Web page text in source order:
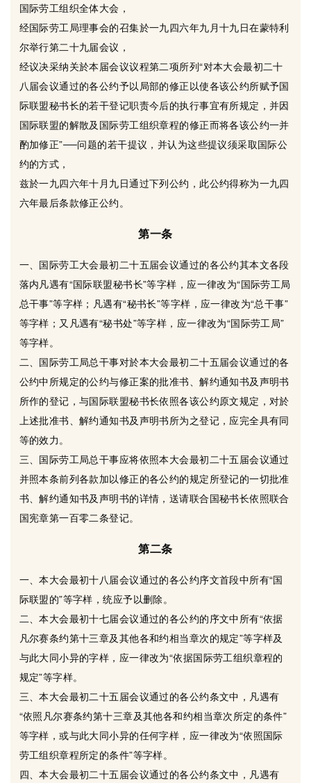
国际劳工组织全体大会，
经国际劳工局理事会的召集於一九四六年九月十九日在蒙特利
尔举行第二十九届会议，
经议决采纳关於本届会议议程第二项所列“对本大会最初二十
八届会议通过的各公约予以局部的修正以使各该公约所赋予国
际联盟秘书长的若干登记职责今后的执行事宜有所规定，并因
国际联盟的解散及国际劳工组织章程的修正而将各该公约一并
酌加修正”──问题的若干提议，并认为这些提议须采取国际公
约的方式，
兹於一九四六年十月九日通过下列公约，此公约得称为一九四
六年最后条款修正公约。
第一条
一、国际劳工大会最初二十五届会议通过的各公约其本文各段
落内凡遇有“国际联盟秘书长”等字样，应一律改为“国际劳工局
总干事”等字样；凡遇有“秘书长”等字样，应一律改为“总干事”
等字样；又凡遇有“秘书处”等字样，应一律改为“国际劳工局”
等字样。
二、国际劳工局总干事对於本大会最初二十五届会议通过的各
公约中所规定的公约与修正案的批准书、解约通知书及声明书
所作的登记，与国际联盟秘书长依照各该公约原文规定，对於
上述批准书、解约通知书及声明书所为之登记，应完全具有同
等的效力。
三、国际劳工局总干事应将依照本大会最初二十五届会议通过
并照本条前列各款加以修正的各公约的规定所登记的一切批准
书、解约通知书及声明书的详情，送请联合国秘书长依照联合
国宪章第一百零二条登记。
第二条
一、本大会最初十八届会议通过的各公约序文首段中所有“国
际联盟的”等字样，统应予以删除。
二、本大会最初十七届会议通过的各公约的序文中所有“依据
凡尔赛条约第十三章及其他各和约相当章次的规定”等字样及
与此大同小异的字样，应一律改为“依据国际劳工组织章程的
规定”等字样。
三、本大会最初二十五届会议通过的各公约条文中，凡遇有
“依照凡尔赛条约第十三章及其他各和约相当章次所定的条件”
等字样，或与此大同小异的任何字样，应一律改为“依照国际
劳工组织章程所定的条件”等字样。
四、本大会最初二十五届会议通过的各公约条文中，凡遇有